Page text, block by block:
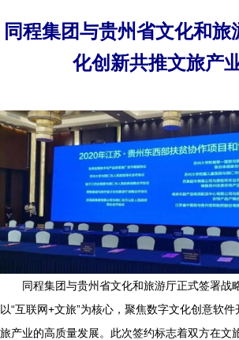
同程集团与贵州省文化和旅
化创新共推文旅产
同程集团与贵州省文化和旅游厅正式签署战
以“互联网+文旅”为核心，聚焦数字文化创意软
旅产业的高质量发展。此次签约标志着双方在文